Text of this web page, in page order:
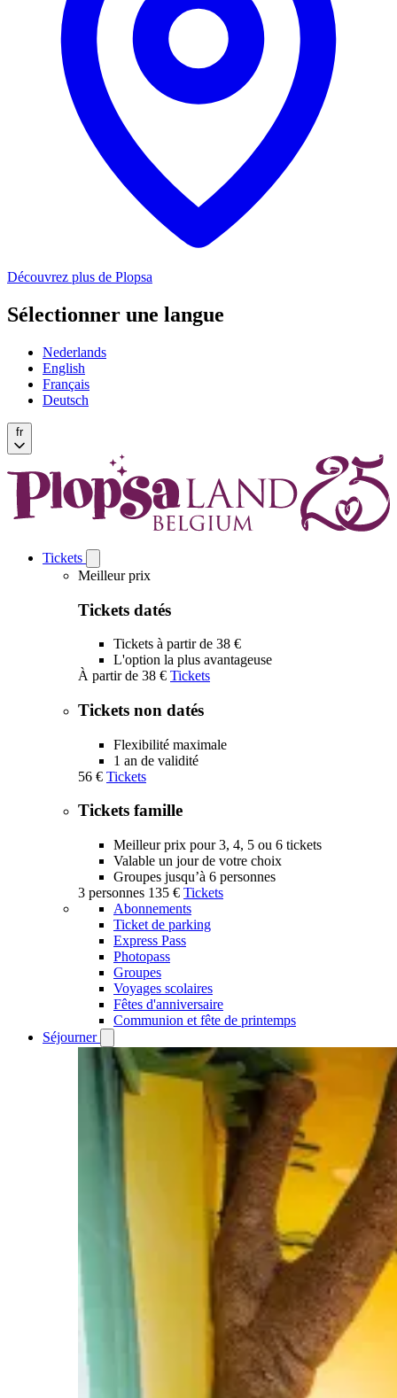
Découvrez plus de Plopsa
Sélectionner une langue
Nederlands
English
Français
Deutsch
fr
Tickets
Tickets
submenu
Meilleur prix
Tickets datés
Tickets à partir de 38 €
L'option la plus avantageuse
À partir de 38 € Tickets
Tickets non datés
Flexibilité maximale
1 an de validité
56 € Tickets
Tickets famille
Meilleur prix pour 3, 4, 5 ou 6 tickets
Valable un jour de votre choix
Groupes jusqu’à 6 personnes
3 personnes 135 € Tickets
Abonnements
Ticket de parking
Express Pass
Photopass
Groupes
Voyages scolaires
Fêtes d'anniversaire
Communion et fête de printemps
Séjourner
Séjourner
submenu